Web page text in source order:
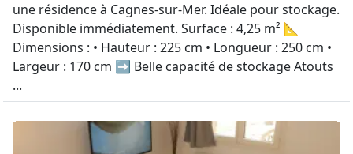
une résidence à Cagnes-sur-Mer. Idéale pour stockage.
Disponible immédiatement. Surface : 4,25 m² 📐
Dimensions : • Hauteur : 225 cm • Longueur : 250 cm •
Largeur : 170 cm ➡️ Belle capacité de stockage Atouts
...